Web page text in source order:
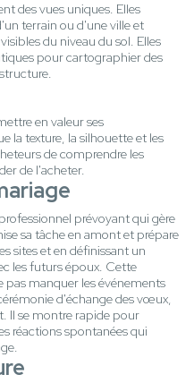
des vues uniques. Elles
terrain ou d'une ville et
du niveau du sol. Elles
pour cartographier des
en valeur ses
la texture, la silhouette et les
de comprendre les
de l'acheter.
prévoyant qui gère
sa tâche en amont et prépare
sites et en définissant un
les futurs époux. Cette
manquer les événements
d'échange des vœux,
Il se montre rapide pour
réactions spontanées qui